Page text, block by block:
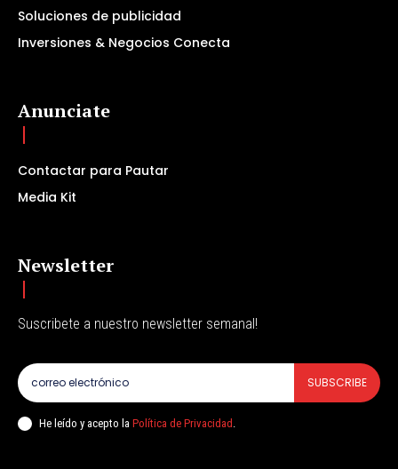
Soluciones de publicidad
Inversiones & Negocios Conecta
Anunciate
Contactar para Pautar
Media Kit
Newsletter
Suscribete a nuestro newsletter semanal!
SUBSCRIBE
He leído y acepto la Política de Privacidad